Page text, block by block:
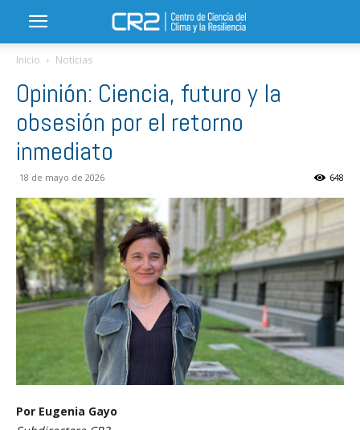
Inicio Noticias
Opinión: Ciencia, futuro y la
obsesión por el retorno
inmediato
18 de mayo de 2026 648
Por Eugenia Gayo